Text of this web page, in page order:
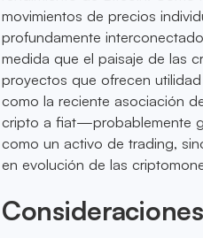
movimientos de precios
profundamente
medida que el paisaje de las
proyectos que ofrecen
como la reciente asociación
cripto a fiat—probablemente
como un activo de trading,
en evolución de las